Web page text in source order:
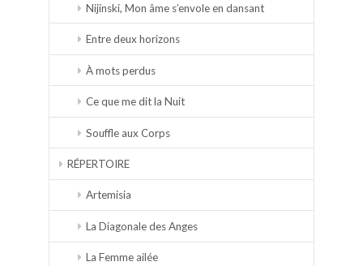
Nijinski, Mon âme s’envole en dansant
Entre deux horizons
À mots perdus
Ce que me dit la Nuit
Souffle aux Corps
RÉPERTOIRE
Artemisia
La Diagonale des Anges
La Femme ailée